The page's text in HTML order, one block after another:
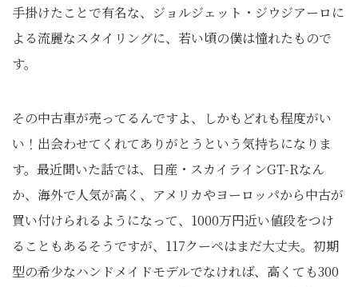
手掛けたことで有名な、ジョルジェット・ジウジアーロに
よる流麗なスタイリングに、若い頃の僕は憧れたもので
す。
その中古車が売ってるんですよ、しかもどれも程度がい
い！出会わせてくれてありがとうという気持ちになりま
す。最近聞いた話では、日産・スカイラインGT-Rなん
か、海外で人気が高く、アメリカやヨーロッパから中古が
買い付けられるようになって、1000万円近い値段をつけ
ることもあるそうですが、117クーペはまだ大丈夫。初期
型の希少なハンドメイドモデルでなければ、高くても300